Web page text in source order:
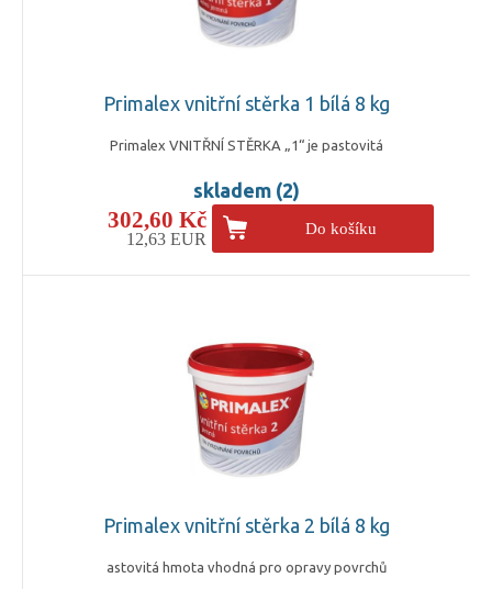
Primalex vnitřní stěrka 1 bílá 8 kg
Primalex VNITŘNÍ STĚRKA „1“ je pastovitá
skladem (2)
302,60 Kč
12,63 EUR
Do košíku
Primalex vnitřní stěrka 2 bílá 8 kg
astovitá hmota vhodná pro opravy povrchů